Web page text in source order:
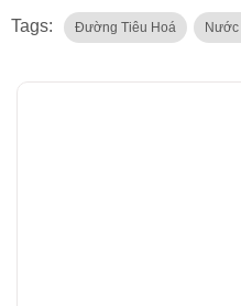
Tags: Đường Tiêu Hoá Nước